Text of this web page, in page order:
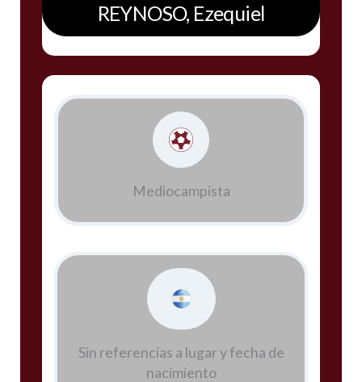
REYNOSO, Ezequiel
Mediocampista
Sin referencias a lugar y fecha de
nacimiento